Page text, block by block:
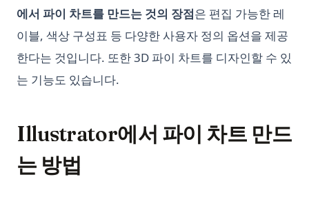
챗GPT에서 GPT은 무엇을 의미하는가? 1분으로 설명
챗지피티가 최대 수용 인원을 초과하는 오류 해결 방법
코딩에 ChatGPT 사용 방법
프롬테우스: 당신의 목소리로 대화하는 ChatGPT
해결 방법: ChatGPT에서 '응답을 생성하는 중에 오류가 발생했습
니다'
Python zip() Function: Combine Iterables with Examples
Python 가상 환경: venv, virtualenv, Conda 완전 가이드
Python 노트북: 데이터 과학 초보자를 위한 완벽한 안내서
Python 디렉터리의 모든 파일 가져오기: 빠르고 모던하며 효율적
Python 순환 import 해결법 (실전 예제 포함)
Python 웹 스크래핑: Requests, BeautifulSoup, Selenium을 사
용한 완전 가이드
에서 파이 차트를 만드는 것의 장점은 편집 가능한 레
이블, 색상 구성표 등 다양한 사용자 정의 옵션을 제공
한다는 것입니다. 또한 3D 파이 차트를 디자인할 수 있
는 기능도 있습니다.
Illustrator에서 파이 차트 만드
는 방법